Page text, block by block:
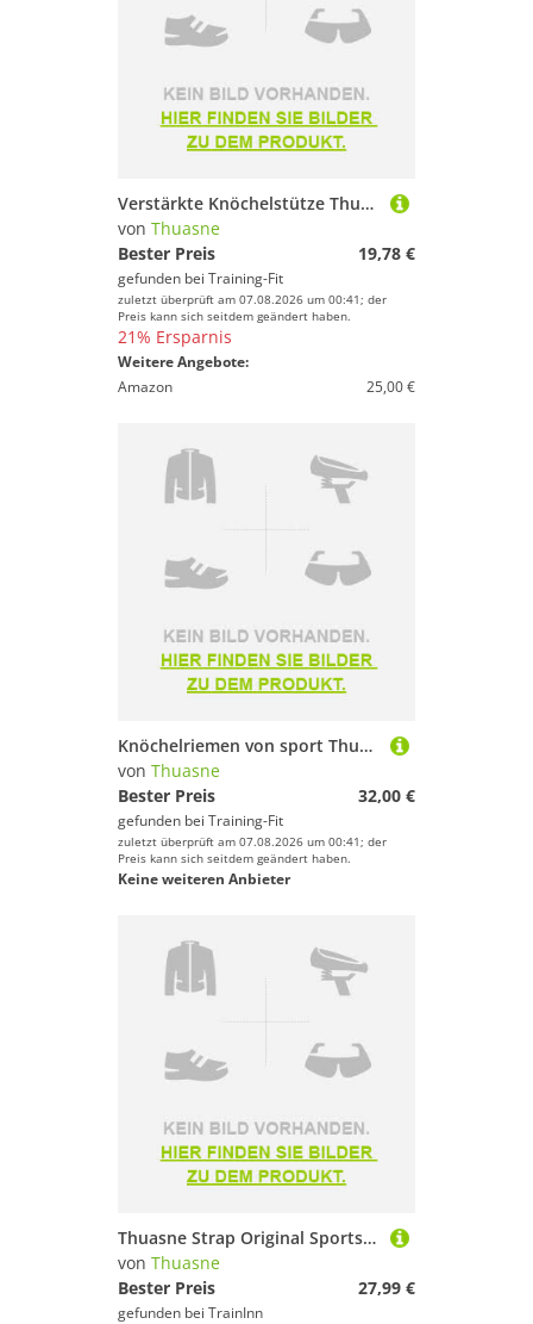
Verstärkte Knöchelstütze Thuasne
von Thuasne
Bester Preis
19,78 €
gefunden bei Training-Fit
zuletzt überprüft am 07.08.2026 um 00:41; der
Preis kann sich seitdem geändert haben.
21% Ersparnis
Weitere Angebote:
Amazon
25,00 €
Knöchelriemen von sport Thuasne Sport
von Thuasne
Bester Preis
32,00 €
gefunden bei Training-Fit
zuletzt überprüft am 07.08.2026 um 00:41; der
Preis kann sich seitdem geändert haben.
Keine weiteren Anbieter
Thuasne Strap Original Sports Top Schwarz 85 / D Frau
von Thuasne
Bester Preis
27,99 €
gefunden bei TrainInn